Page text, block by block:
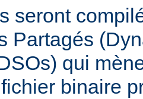
seront
Partagés
qui
binaire